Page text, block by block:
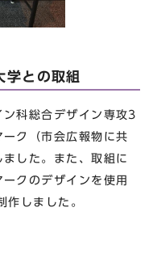
との取組
科総合デザイン専攻3
ク（市会広報物に共
した。また、取組に
クのデザインを使用
作しました。